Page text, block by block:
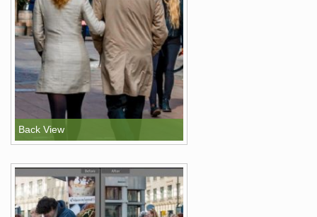
Back View